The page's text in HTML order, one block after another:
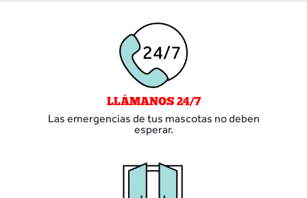
LLÁMANOS 24/7
Las emergencias de tus mascotas no deben
esperar.